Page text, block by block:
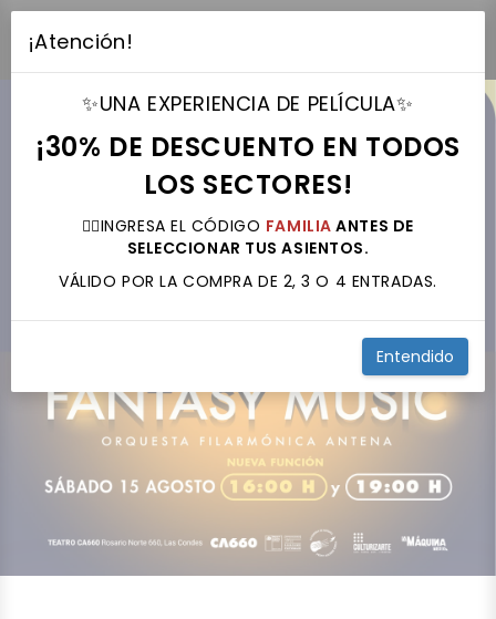
desplegar navegación
¡Atención!
✨UNA EXPERIENCIA DE PELÍCULA✨
¡30% DE DESCUENTO EN TODOS
LOS SECTORES!
👉🏼INGRESA EL CÓDIGO FAMILIA ANTES DE
SELECCIONAR TUS ASIENTOS.
VÁLIDO POR LA COMPRA DE 2, 3 O 4 ENTRADAS.
Entendido